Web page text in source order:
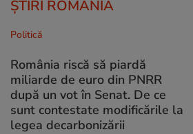
ȘTIRI ROMÂNIA
Politică
România riscă să piardă
miliarde de euro din PNRR
după un vot în Senat. De ce
sunt contestate modificările la
legea decarbonizării